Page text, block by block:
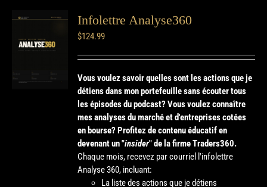
Infolettre Analyse360
$124.99
Vous voulez savoir quelles sont les actions que je
détiens dans mon portefeuille sans écouter tous
les épisodes du podcast? Vous voulez connaître
mes analyses du marché et d'entreprises cotées
en bourse? Profitez de contenu éducatif en
devenant un "insider" de la firme Traders360.
Chaque mois, recevez par courriel l'infolettre
Analyse 360, incluant:
La liste des actions que je détiens